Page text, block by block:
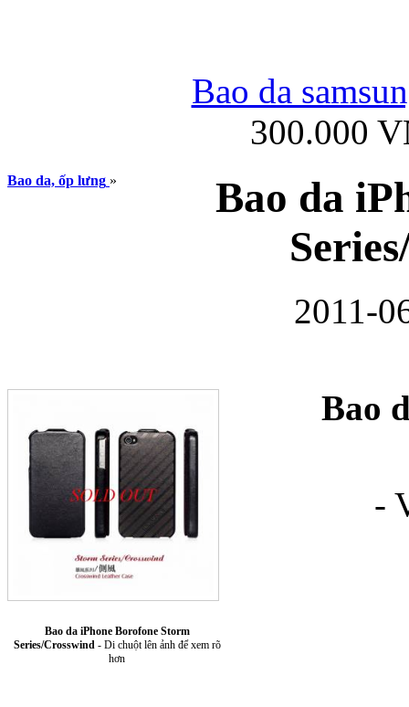
Bao da Samsung
Bao da
300.000
Bao da, ốp lưng »
Bao da
2011-
Bao da iPhone Borofone Storm
Series/Crosswind- Di chuột lên ảnh để xem rõ
hơn
Bao
-